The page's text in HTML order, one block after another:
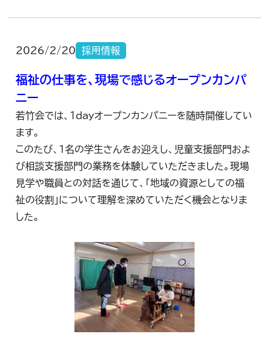
2026/2/20 採用情報
福祉の仕事を、現場で感じるオープンカンパ
ニー
若竹会では、1dayオープンカンパニーを随時開催してい
ます。
このたび、1名の学生さんをお迎えし、児童支援部門およ
び相談支援部門の業務を体験していただきました。現場
見学や職員との対話を通じて、「地域の資源としての福
祉の役割」について理解を深めていただく機会となりま
した。